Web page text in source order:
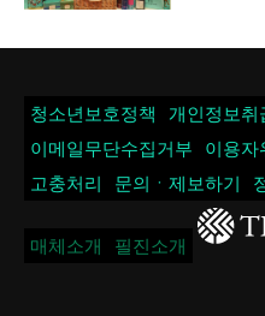
청소년보호정책 개인정보취
이메일무단수집거부
이용자
고충처리
문의ㆍ제보하기
매체소개 필진소개